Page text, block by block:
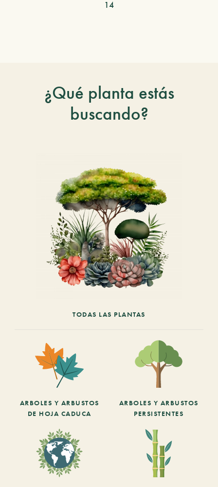
14
¿Qué planta estás
buscando?
TODAS LAS PLANTAS
ARBOLES Y ARBUSTOS
DE HOJA CADUCA
ARBOLES Y ARBUSTOS
PERSISTENTES